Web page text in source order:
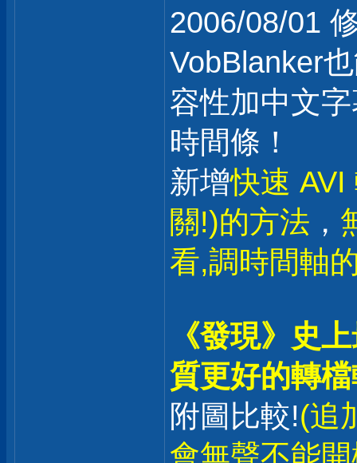
2006/08/01
VobBlanker
容性加中文
時間條！
新增快速 AVI
關!)的方法 ，
看,調時間軸
《發現》史
質更好的轉
附圖比較!(追
會無聲不能